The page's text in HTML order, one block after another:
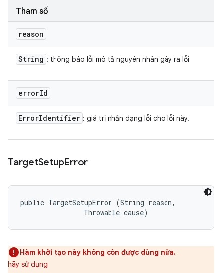
Tham số
reason
String : thông báo lỗi mô tả nguyên nhân gây ra lỗi
errorId
ErrorIdentifier : giá trị nhận dạng lỗi cho lỗi này.
TargetSetupError
public TargetSetupError (String reason,
                Throwable cause)
Hàm khởi tạo này không còn được dùng nữa.
hãy sử dụng